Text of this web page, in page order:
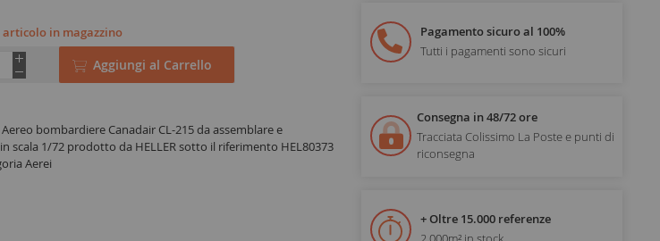
in magazzino
Aggiungi al Carrello
bombardiere Canadair CL-215 da assemblare e
scala 1/72 prodotto da HELLER sotto il riferimento HEL80373
Aerei
Pagamento sicuro al 100%
Tutti i pagamenti sono sicuri
Consegna in 48/72 ore
Tracciata Colissimo La Poste e punti di
riconsegna
+ Oltre 15.000 referenze